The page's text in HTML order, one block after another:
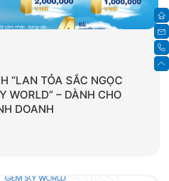
“LAN TỎA SẮC NGỌC
WORLD” – DÀNH CHO
DOANH